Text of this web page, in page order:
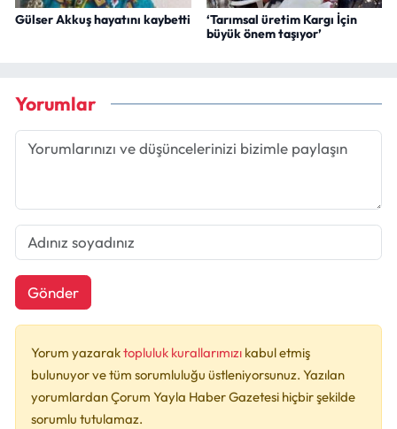
Gülser Akkuş hayatını kaybetti
‘Tarımsal üretim Kargı İçin
büyük önem taşıyor’
Yorumlar
Gönder
Yorum yazaraktopluluk kurallarımızı kabul etmiş
bulunuyor ve tüm sorumluluğu üstleniyorsunuz. Yazılan
yorumlardan Çorum Yayla Haber Gazetesi hiçbir şekilde
sorumlu tutulamaz.